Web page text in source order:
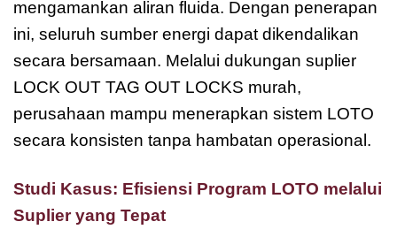
mengamankan aliran fluida. Dengan penerapan
ini, seluruh sumber energi dapat dikendalikan
secara bersamaan. Melalui dukungan suplier
LOCK OUT TAG OUT LOCKS murah,
perusahaan mampu menerapkan sistem LOTO
secara konsisten tanpa hambatan operasional.
Studi Kasus: Efisiensi Program LOTO melalui
Suplier yang Tepat